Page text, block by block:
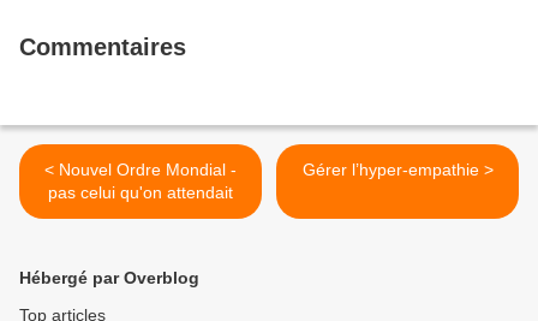
Commentaires
< Nouvel Ordre Mondial -
pas celui qu'on attendait
Gérer l’hyper-empathie >
Hébergé par Overblog
Top articles